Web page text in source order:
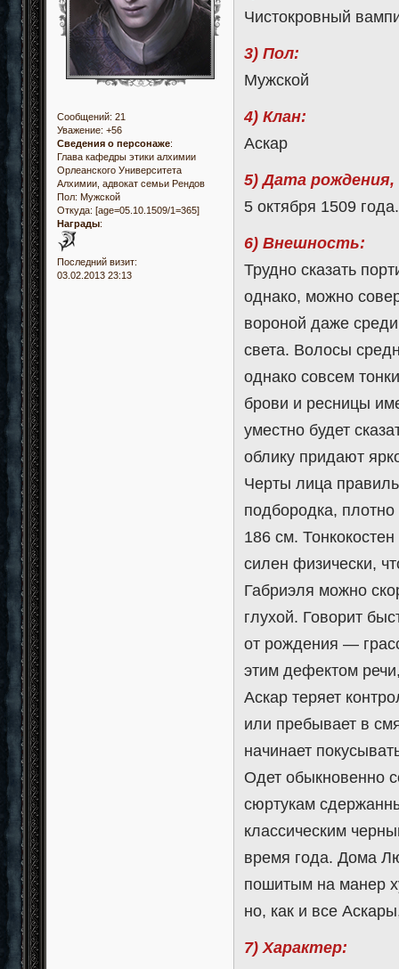
Сообщений: 21
Уважение: +56
Сведения о персонаже:
Глава кафедры этики алхимии
Орлеанского Университета
Алхимии, адвокат семьи Рендов
Пол: Мужской
Откуда: [age=05.10.1509/1=365]
Награды:
Последний визит:
03.02.2013 23:13
Чистокровный
3) Пол:
Мужской
4) Клан:
Аскар
5) Дата рождения,
5 октября 1509
6) Внешность:
Трудно сказать
однако, можно
вороной даже
света. Волосы
однако совсем
брови и ресницы
уместно будет
облику придают
Черты лица
подбородка,
186 см.
силен физически,
Габриэля можно
глухой. Говорит
от рождения —
этим дефектом
Аскар теряет
или пребывает в
начинает
Одет обыкновенно
сюртукам
классическим
время года. Дома
пошитым на манер
но, как и все
7) Характер: